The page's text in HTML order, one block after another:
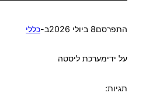
התפרסם8 ביולי 2026 ב-כללי
על ידימערכת ליסטה
תגיות: